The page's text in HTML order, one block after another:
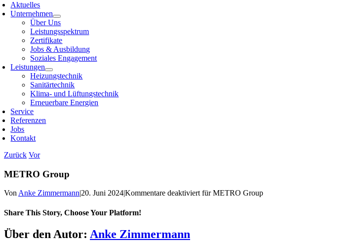
Aktuelles
Unternehmen
Über Uns
Leistungsspektrum
Zertifikate
Jobs & Ausbildung
Soziales Engagement
Leistungen
Heizungstechnik
Sanitärtechnik
Klima- und Lüftungstechnik
Erneuerbare Energien
Service
Referenzen
Jobs
Kontakt
Zurück Vor
METRO Group
VonAnke Zimmermann|20. Juni 2024|Kommentare deaktiviertfür METRO Group
Share This Story, Choose Your Platform!
Über den Autor: Anke Zimmermann